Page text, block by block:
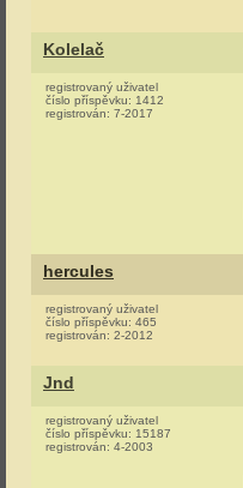
Kolelač
registrovaný uživatel
číslo příspěvku: 1412
registrován: 7-2017
hercules
registrovaný uživatel
číslo příspěvku: 465
registrován: 2-2012
Jnd
registrovaný uživatel
číslo příspěvku: 15187
registrován: 4-2003